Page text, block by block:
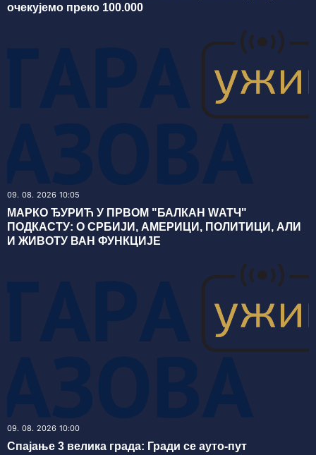
очекујемо преко 100.000
09. 08. 2026 10:05
МАРКО ЂУРИЋ У ПРВОМ "БАЛКАН WАТЧ"
ПОДКАСТУ: О СРБИЈИ, АМЕРИЦИ, ПОЛИТИЦИ, АЛИ
И ЖИВОТУ ВАН ФУНКЦИЈЕ
09. 08. 2026 10:00
Спајање 3 велика града: Гради се ауто-пут